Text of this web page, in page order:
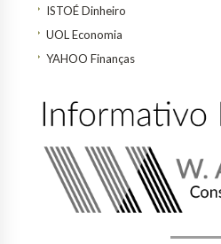
ISTOÉ Dinheiro
UOL Economia
YAHOO Finanças